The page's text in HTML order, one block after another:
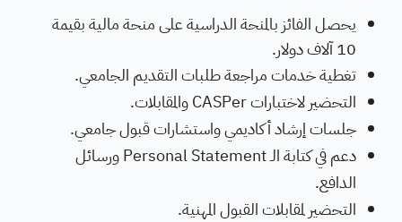
يحصل الفائز بالمنحة الدراسية على منحة مالية بقيمة
10 آلاف دولار.
تغطية خدمات مراجعة طلبات التقديم الجامعي.
التحضير لاختبارات CASPer والمقابلات.
جلسات إرشاد أكاديمي واستشارات قبول جامعي.
دعم في كتابة الـ Personal Statement ورسائل
الدافع.
التحضير لمقابلات القبول المهنية.